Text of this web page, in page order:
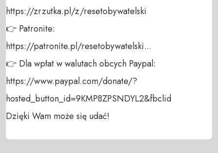
https://zrzutka.pl/z/resetobywatelski
👉 Patronite:
https://patronite.pl/resetobywatelski...
👉 Dla wpłat w walutach obcych Paypal:
https://www.paypal.com/donate/?
hosted_button_id=9KMP8ZPSNDYL2&fbclid
Dzięki Wam może się udać!